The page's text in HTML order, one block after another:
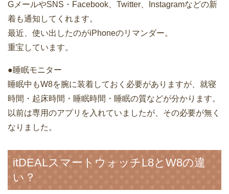
GメールやSNS・Facebook、Twitter、Instagramなどの新
着も通知してくれます。
最近、使い出したのがiPhoneのリマンダー。
重宝しています。
●睡眠モニター
睡眠中もW8を腕に装着しておく必要がありますが、就寝
時間・起床時間・睡眠時間・睡眠の質などが分かります。
以前は専用のアプリを入れていましたが、その必要が無く
なりました。
itDEALスマートウォッチL8とW8の違
い？